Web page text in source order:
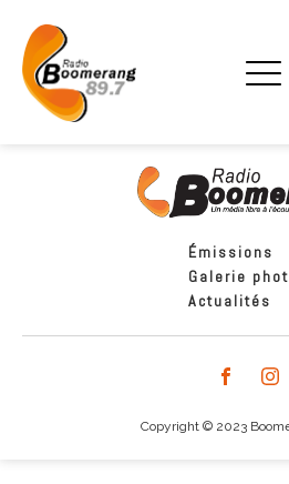
Émissions
Galerie
Actualités
Copyright © 2023